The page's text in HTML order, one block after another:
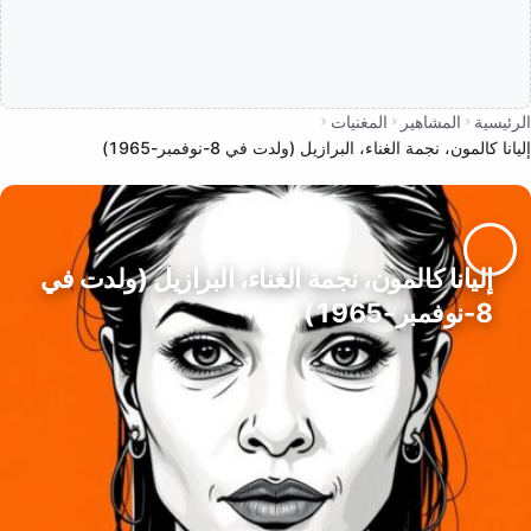
الرئيسية المشاهير
المغنيات
إليانا كالمون، نجمة الغناء، البرازيل (ولدت في 8-نوفمبر-1965)
إليانا كالمون، نجمة الغناء، البرازيل (ولدت في
8-نوفمبر-1965)